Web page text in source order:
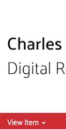
View Item